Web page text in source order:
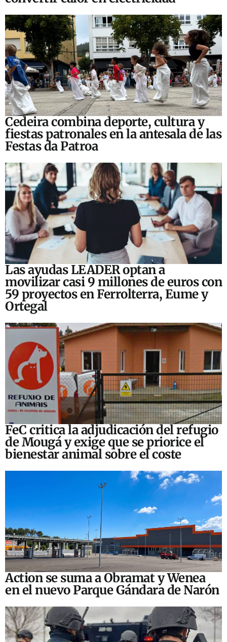
Cedeira combina deporte, cultura y
fiestas patronales en la antesala de las
Festas da Patroa
Las ayudas LEADER optan a
movilizar casi 9 millones de euros con
59 proyectos en Ferrolterra, Eume y
Ortegal
FeC critica la adjudicación del refugio
de Mougá y exige que se priorice el
bienestar animal sobre el coste
Action se suma a Obramat y Wenea
en el nuevo Parque Gándara de Narón